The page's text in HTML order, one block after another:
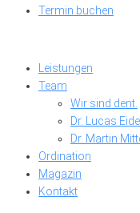
Termin buchen
Leistungen
Team
Wir sind dent.
Dr. Lucas
Dr. Martin
Ordination
Magazin
Kontakt